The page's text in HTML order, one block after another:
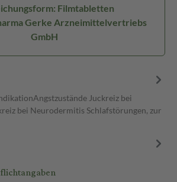
Filmtabletten
Gerke Arzneimittelvertriebs
GmbH
Juckreiz bei
bei Neurodermitis Schlafstörungen, zur